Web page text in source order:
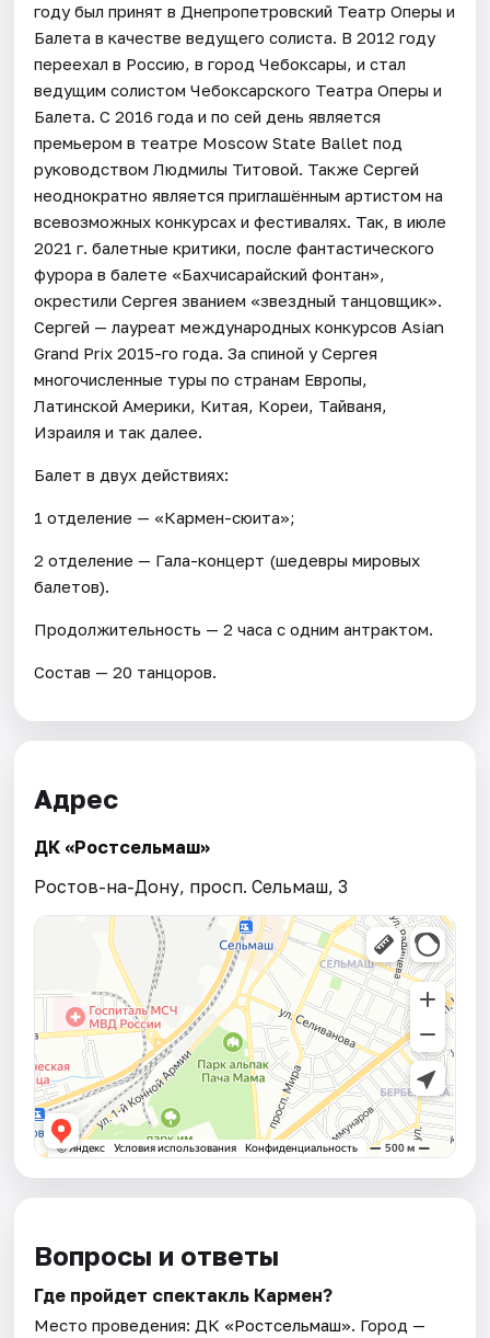
году был принят в Днепропетровский Театр Оперы и
Балета в качестве ведущего солиста. В 2012 году
переехал в Россию, в город Чебоксары, и стал
ведущим солистом Чебоксарского Театра Оперы и
Балета. С 2016 года и по сей день является
премьером в театре Moscow State Ballet под
руководством Людмилы Титовой. Также Сергей
неоднократно является приглашённым артистом на
всевозможных конкурсах и фестивалях. Так, в июле
2021 г. балетные критики, после фантастического
фурора в балете «Бахчисарайский фонтан»,
окрестили Сергея званием «звездный танцовщик».
Сергей — лауреат международных конкурсов Asian
Grand Prix 2015-го года. За спиной у Сергея
многочисленные туры по странам Европы,
Латинской Америки, Китая, Кореи, Тайваня,
Израиля и так далее.
Балет в двух действиях:
1 отделение — «Кармен-сюита»;
2 отделение — Гала-концерт (шедевры мировых
балетов).
Продолжительность — 2 часа с одним антрактом.
Состав — 20 танцоров.
Адрес
ДК «Ростсельмаш»
Ростов-на-Дону, просп. Сельмаш, 3
Вопросы и ответы
Где пройдет спектакль Кармен?
Место проведения: ДК «Ростсельмаш». Город —